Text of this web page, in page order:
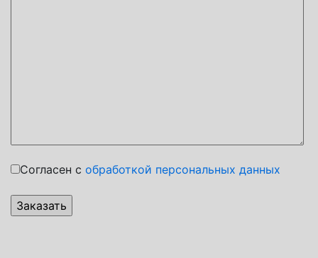
Согласен с обработкой персональных данных